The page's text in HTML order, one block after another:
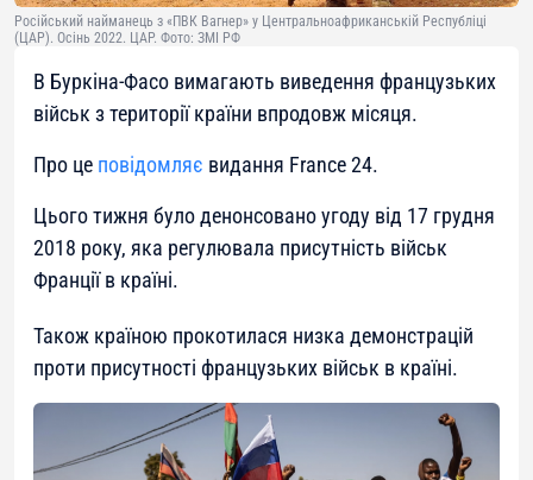
Російський найманець з «ПВК Вагнер» у Центральноафриканській Республіці
(ЦАР). Осінь 2022. ЦАР. Фото: ЗМІ РФ
В Буркіна-Фасо вимагають виведення французьких
військ з території країни впродовж місяця.
Про це повідомляє видання France 24.
Цього тижня було денонсовано угоду від 17 грудня
2018 року, яка регулювала присутність військ
Франції в країні.
Також країною прокотилася низка демонстрацій
проти присутності французьких військ в країні.